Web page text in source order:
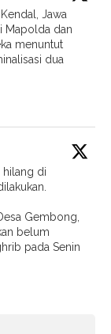
Jawa
Mapolda dan
menuntut
dua
hilang di
Gembong,
belum
pada Senin